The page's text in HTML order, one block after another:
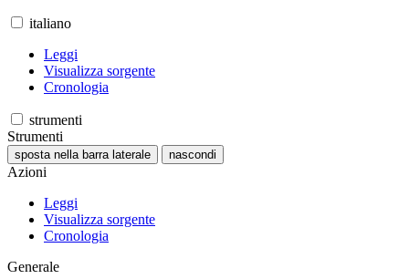
italiano
Leggi
Visualizza sorgente
Cronologia
strumenti
Strumenti
sposta nella barra laterale nascondi
Azioni
Leggi
Visualizza sorgente
Cronologia
Generale